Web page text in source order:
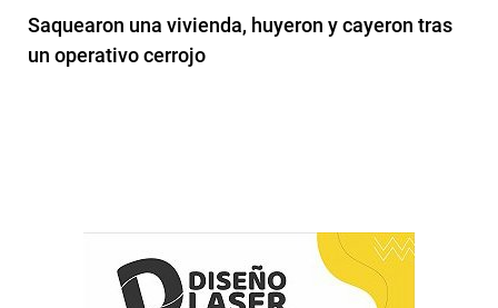
Saquearon una vivienda, huyeron y cayeron tras
un operativo cerrojo